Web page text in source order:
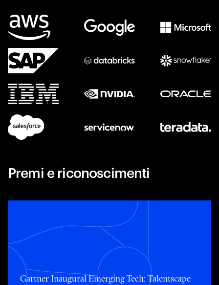
Premi e riconoscimenti
Gartner Inaugural Emerging Tech: Talentscape per i
Gartner Inaugural Emerging Tech: Talentscape